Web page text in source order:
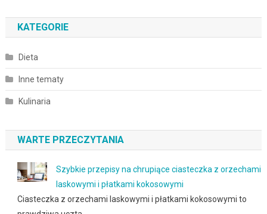
KATEGORIE
Dieta
Inne tematy
Kulinaria
WARTE PRZECZYTANIA
Szybkie przepisy na chrupiące ciasteczka z orzechami
laskowymi i płatkami kokosowymi
Ciasteczka z orzechami laskowymi i płatkami kokosowymi to